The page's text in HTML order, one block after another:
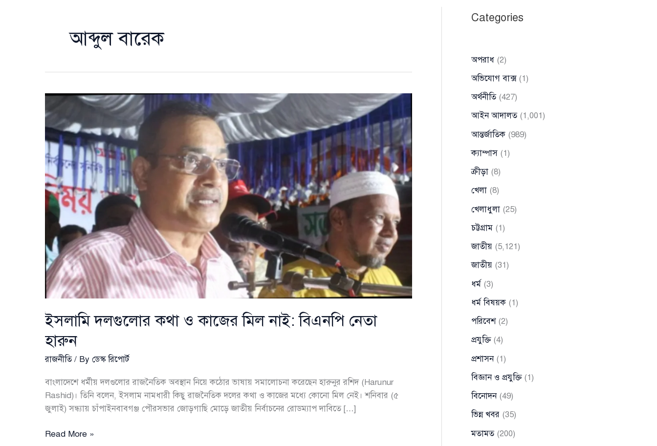
আব্দুল বারেক
ইসলামি দলগুলোর কথা ও কাজের মিল নাই: বিএনপি নেতা
হারুন
রাজনীতি/ By ডেস্ক রিপোর্ট
বাংলাদেশে ধর্মীয় দলগুলোর রাজনৈতিক অবস্থান নিয়ে কঠোর ভাষায় সমালোচনা করেছেন হারুনুর রশিদ (Harunur
Rashid)। তিনি বলেন, ইসলাম নামধারী কিছু রাজনৈতিক দলের কথা ও কাজের মধ্যে কোনো মিল নেই। শনিবার (৫
জুলাই) সন্ধ্যায় চাঁপাইনবাবগঞ্জ পৌরসভার জোড়গাছি মোড়ে জাতীয় নির্বাচনের রোডম্যাপ দাবিতে […]
ইসলামি
Read More »
Categories
অপরাধ (2)
অভিযোগ বাক্স(1)
অর্থনীতি(427)
আইন আদালত(1,001)
আন্তর্জাতিক (989)
ক্যাম্পাস (1)
ক্রীড়া (8)
খেলা (8)
খেলাধুলা (25)
চট্টগ্রাম (1)
জাতীয় (5,121)
জাতীয় (31)
ধর্ম (3)
ধর্ম বিষয়ক (1)
পরিবেশ(2)
প্রযুক্তি(4)
প্রশাসন(1)
বিজ্ঞান ও প্রযুক্তি(1)
বিনোদন(49)
ভিন্ন খবর (35)
মতামত(200)